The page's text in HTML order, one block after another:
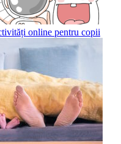
online pentru copii